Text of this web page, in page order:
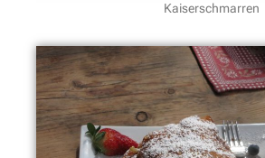
Kaiserschmarren